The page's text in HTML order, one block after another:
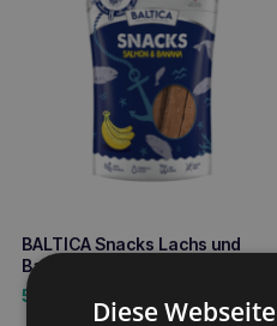
BALTICA Snacks Lachs und
Banane Leckerli 80g
5,90
Diese